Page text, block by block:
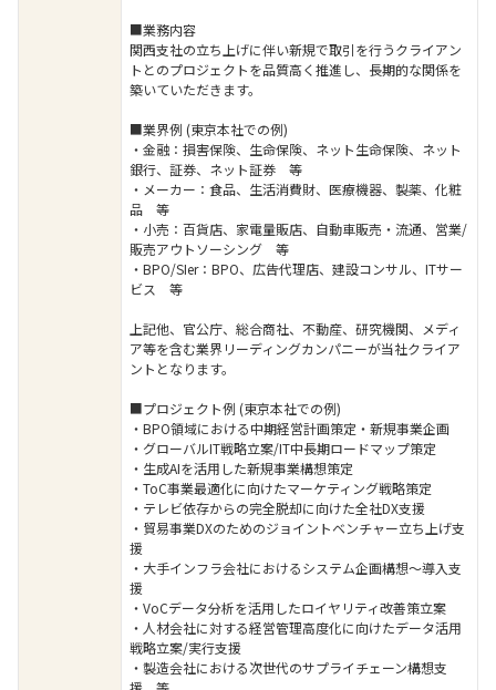
■業務内容
関西支社の立ち上げに伴い新規で取引を行うクライアン
トとのプロジェクトを品質高く推進し、長期的な関係を
築いていただきます。
■業界例 (東京本社での例)
・金融：損害保険、生命保険、ネット生命保険、ネット
銀行、証券、ネット証券 等
・メーカー：食品、生活消費財、医療機器、製薬、化粧
品 等
・小売：百貨店、家電量販店、自動車販売・流通、営業/
販売アウトソーシング 等
・BPO/SIer：BPO、広告代理店、建設コンサル、ITサー
ビス 等
上記他、官公庁、総合商社、不動産、研究機関、メディ
ア等を含む業界リーディングカンパニーが当社クライア
ントとなります。
■プロジェクト例 (東京本社での例)
・BPO領域における中期経営計画策定・新規事業企画
・グローバルIT戦略立案/IT中長期ロードマップ策定
・生成AIを活用した新規事業構想策定
・ToC事業最適化に向けたマーケティング戦略策定
・テレビ依存からの完全脱却に向けた全社DX支援
・貿易事業DXのためのジョイントベンチャー立ち上げ支
援
・大手インフラ会社におけるシステム企画構想～導入支
援
・VoCデータ分析を活用したロイヤリティ改善策立案
・人材会社に対する経営管理高度化に向けたデータ活用
戦略立案/実行支援
・製造会社における次世代のサプライチェーン構想支